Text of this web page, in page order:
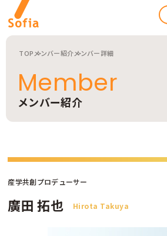
TOP メンバー紹介メンバー詳細
Member
メンバー紹介
産学共創プロデューサー
廣田 拓也 Hirota Takuya